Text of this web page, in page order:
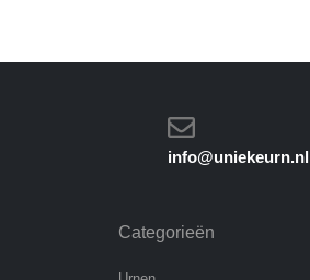
info@uniekeurn.nl
Categorieën